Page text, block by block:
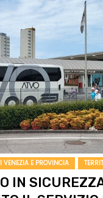
VENEZIA E PROVINCIA
IN